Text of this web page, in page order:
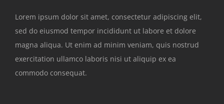
Lorem ipsum dolor sit amet, consectetur adipiscing elit,
sed do eiusmod tempor incididunt ut labore et dolore
magna aliqua. Ut enim ad minim veniam, quis nostrud
exercitation ullamco laboris nisi ut aliquip ex ea
commodo consequat.